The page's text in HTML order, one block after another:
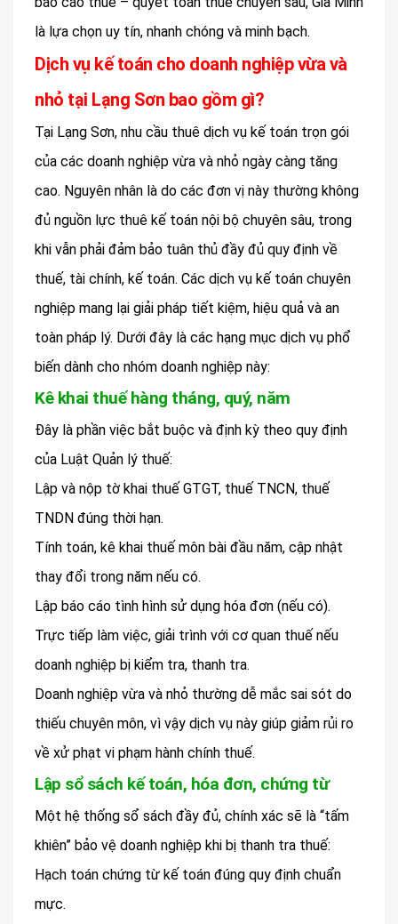
là lựa chọn uy tín, nhanh chóng và minh bạch.
Dịch vụ kế toán cho doanh nghiệp vừa và
nhỏ tại Lạng Sơn bao gồm gì?
Tại Lạng Sơn, nhu cầu thuê dịch vụ kế toán trọn gói
của các doanh nghiệp vừa và nhỏ ngày càng tăng
cao. Nguyên nhân là do các đơn vị này thường không
đủ nguồn lực thuê kế toán nội bộ chuyên sâu, trong
khi vẫn phải đảm bảo tuân thủ đầy đủ quy định về
thuế, tài chính, kế toán. Các dịch vụ kế toán chuyên
nghiệp mang lại giải pháp tiết kiệm, hiệu quả và an
toàn pháp lý. Dưới đây là các hạng mục dịch vụ phổ
biến dành cho nhóm doanh nghiệp này:
Kê khai thuế hàng tháng, quý, năm
Đây là phần việc bắt buộc và định kỳ theo quy định
của Luật Quản lý thuế:
Lập và nộp tờ khai thuế GTGT, thuế TNCN, thuế
TNDN đúng thời hạn.
Tính toán, kê khai thuế môn bài đầu năm, cập nhật
thay đổi trong năm nếu có.
Lập báo cáo tình hình sử dụng hóa đơn (nếu có).
Trực tiếp làm việc, giải trình với cơ quan thuế nếu
doanh nghiệp bị kiểm tra, thanh tra.
Doanh nghiệp vừa và nhỏ thường dễ mắc sai sót do
thiếu chuyên môn, vì vậy dịch vụ này giúp giảm rủi ro
về xử phạt vi phạm hành chính thuế.
Lập sổ sách kế toán, hóa đơn, chứng từ
Một hệ thống sổ sách đầy đủ, chính xác sẽ là “tấm
khiên” bảo vệ doanh nghiệp khi bị thanh tra thuế:
Hạch toán chứng từ kế toán đúng quy định chuẩn
mực.